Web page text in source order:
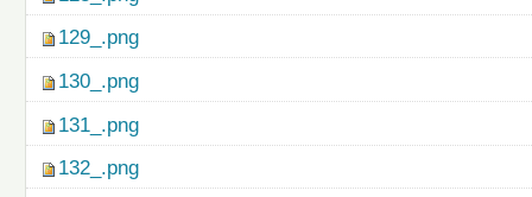
129_.png
130_.png
131_.png
132_.png